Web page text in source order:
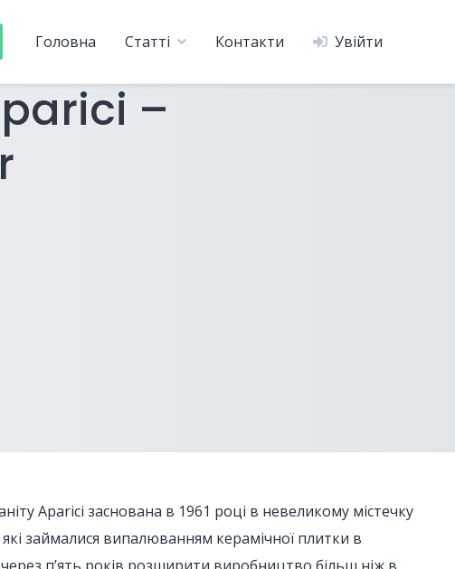
Головна Статті Контакти Увійти
–
Aparici заснована в 1961 році в невеликому містечку
займалися випалюванням керамічної плитки в